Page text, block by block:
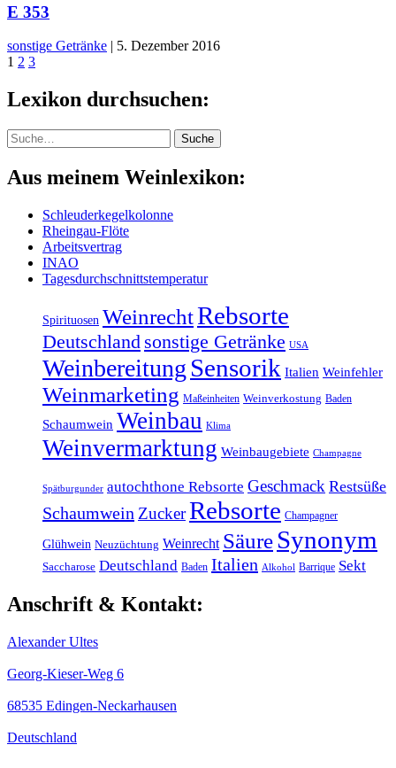
E 353
sonstige Getränke | 5. Dezember 2016
1 2 3
Lexikon durchsuchen:
Suche Suche
Aus meinem Weinlexikon:
Schleuderkegelkolonne
Rheingau-Flöte
Arbeitsvertrag
INAO
Tagesdurchschnittstemperatur
Spirituosen WeinrechtRebsorte
Deutschland sonstige Getränke USA
Weinbereitung Sensorik Italien Weinfehler
Weinmarketing Maßeinheiten Weinverkostung Baden
Schaumwein Weinbau Klima
Weinvermarktung Weinbaugebiete Champagne
Spätburgunder autochthone Rebsorte Geschmack Restsüße
Schaumwein ZuckerRebsorte Champagner
Glühwein Neuzüchtung Weinrecht Säure Synonym
Saccharose Deutschland Baden Italien Alkohol Barrique Sekt
Anschrift & Kontakt:
Alexander Ultes
Georg-Kieser-Weg 6
68535 Edingen-Neckarhausen
Deutschland